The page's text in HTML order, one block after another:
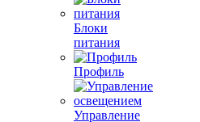
Блоки
питания
Профиль
Управление